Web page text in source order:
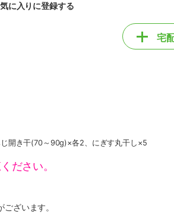
に入りに登録する
宅
開き干(70～90g)×各2、にぎす丸干し×5
ださい。
ざいます。